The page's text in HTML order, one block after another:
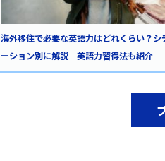
海外移住で必要な英語力はどれくらい？シ
ーション別に解説｜英語力習得法も紹介